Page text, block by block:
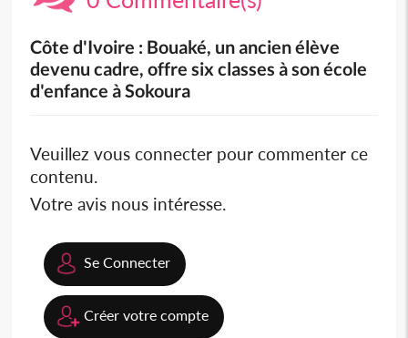
Côte d'Ivoire : Bouaké, un ancien élève
devenu cadre, offre six classes à son école
d'enfance à Sokoura
Veuillez vous connecter pour commenter ce
contenu.
Votre avis nous intéresse.
Se Connecter
Créer votre compte